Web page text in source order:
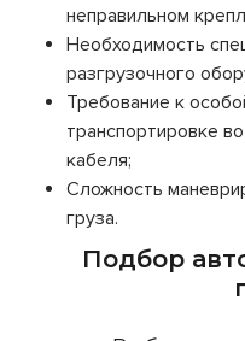
неправильном
Необходимость
разгрузочного
Требование к
транспортировке
кабеля;
Сложность
груза.
Подбор